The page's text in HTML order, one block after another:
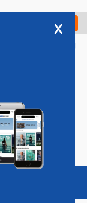
Check in
Vacatures
x